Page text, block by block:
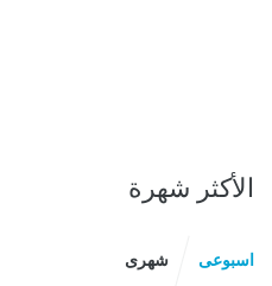
الأكثر شهرة
اسبوعى شهرى